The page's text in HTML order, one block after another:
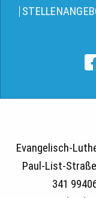
Evangelisch-
Paul-List-
341